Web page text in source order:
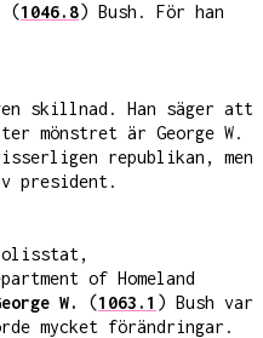
(1046.8) Bush. För han
skillnad. Han säger att
mönstret är George W.
republikan, men
president.
of Homeland
W. (1063.1 ) Bush var
mycket förändringar.